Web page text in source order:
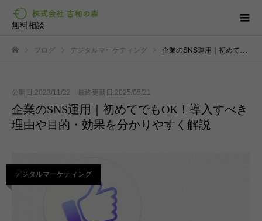
無料相談
ブログ デジタルマーケティング 企業のSNS運用｜初めてでもOK！導入すべき理由や目的・効果を分かりやすく解説
公開日:2023/11/22 最終更新日:2025/05/21
企業のSNS運用｜初めてでもOK！導入すべき
理由や目的・効果を分かりやすく解説
デジタルマーケティング